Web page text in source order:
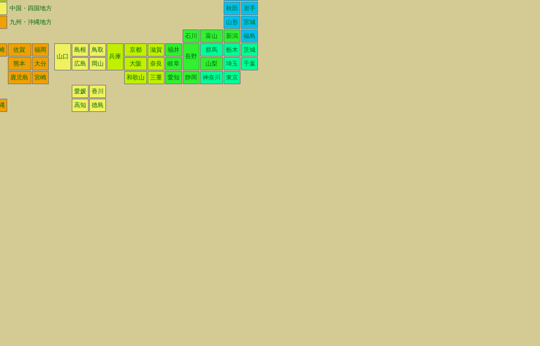
中国・四国地方 秋田 岩手
九州・沖縄地方 山形 宮城
石川 富山 新潟 福島
佐賀
福岡
山口
島根
鳥取
兵庫
京都 滋賀
福井
長野
群馬 栃木 茨城
熊本 大分 広島 岡山 大阪 奈良 岐阜 山梨 埼玉 千葉
鹿児島 宮崎 和歌山 三重 愛知 静岡 神奈川 東京
愛媛 香川
高知 徳島